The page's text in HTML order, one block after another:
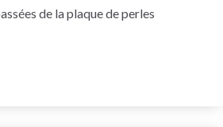
de la plaque de perles